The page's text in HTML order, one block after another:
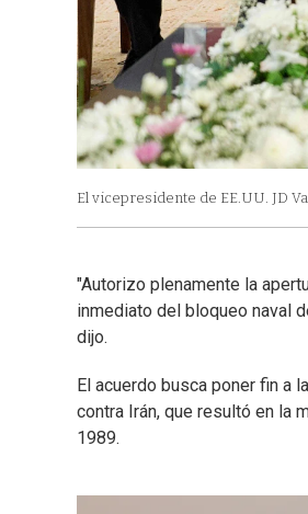
El vicepresidente de EE.UU. JD
"Autorizo plenamente la
inmediato del bloqueo naval
dijo.
El acuerdo busca poner fin a
contra Irán, que resultó en la
1989.